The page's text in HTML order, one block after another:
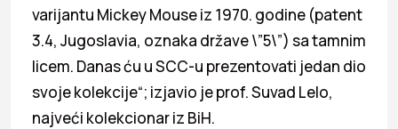
varijantu Mickey Mouse iz 1970. godine (patent
3.4, Jugoslavia, oznaka države \”5\”) sa tamnim
licem. Danas ću u SCC-u prezentovati jedan dio
svoje kolekcije“; izjavio je prof. Suvad Lelo,
najveći kolekcionar iz BiH.